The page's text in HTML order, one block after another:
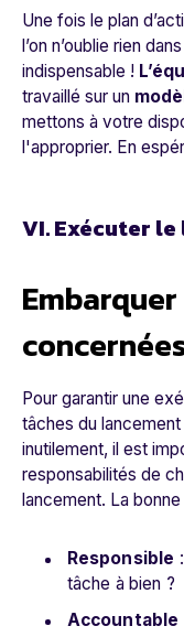
Une fois le plan
l’on n’oublie rien
indispensable !
travaillé sur un
mettons à votre
l'approprier. En
VI. Exécuter
Pour garantir une
tâches du
inutilement, il est
responsabilités de
lancement. La
Responsible
tâche à bien ?
Accountable